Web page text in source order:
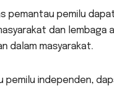
pemantau pemilu
dan lembaga
dalam masyarakat.
pemilu independen,